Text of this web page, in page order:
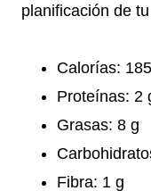
planificación de
Calorías:
Proteínas: 2
Grasas: 8 g
Fibra: 1 g